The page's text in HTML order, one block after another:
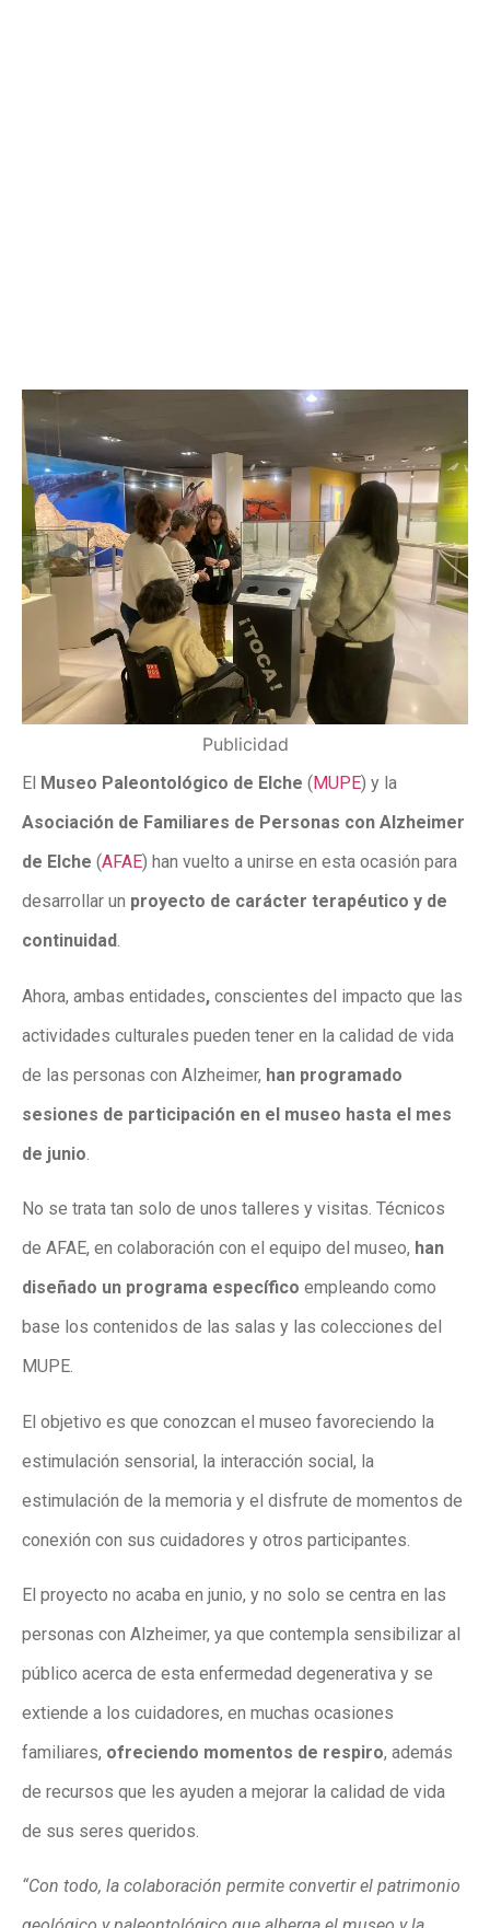
Publicidad
El Museo Paleontológico de Elche ( MUPE) y la
Asociación de Familiares de Personas con Alzheimer
de Elche (AFAE) han vuelto a unirse en esta ocasión para
desarrollar un proyecto de carácter terapéutico y de
continuidad.
Ahora, ambas entidades, conscientes del impacto que las
actividades culturales pueden tener en la calidad de vida
de las personas con Alzheimer, han programado
sesiones de participación en el museo hasta el mes
de junio.
No se trata tan solo de unos talleres y visitas. Técnicos
de AFAE, en colaboración con el equipo del museo, han
diseñado un programa específico empleando como
base los contenidos de las salas y las colecciones del
MUPE.
El objetivo es que conozcan el museo favoreciendo la
estimulación sensorial, la interacción social, la
estimulación de la memoria y el disfrute de momentos de
conexión con sus cuidadores y otros participantes.
El proyecto no acaba en junio, y no solo se centra en las
personas con Alzheimer, ya que contempla sensibilizar al
público acerca de esta enfermedad degenerativa y se
extiende a los cuidadores, en muchas ocasiones
familiares, ofreciendo momentos de respiro, además
de recursos que les ayuden a mejorar la calidad de vida
de sus seres queridos.
“Con todo, la colaboración permite convertir el patrimonio